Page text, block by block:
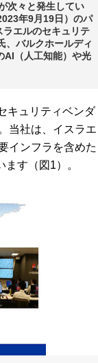
次々と発生してい
年9月19日）のパ
エルのセキュリテ
、バルクホールディ
AI（人工知能）や光
キュリティベンダ
当社は、イスラエ
インフラを含めた
す（図1）。